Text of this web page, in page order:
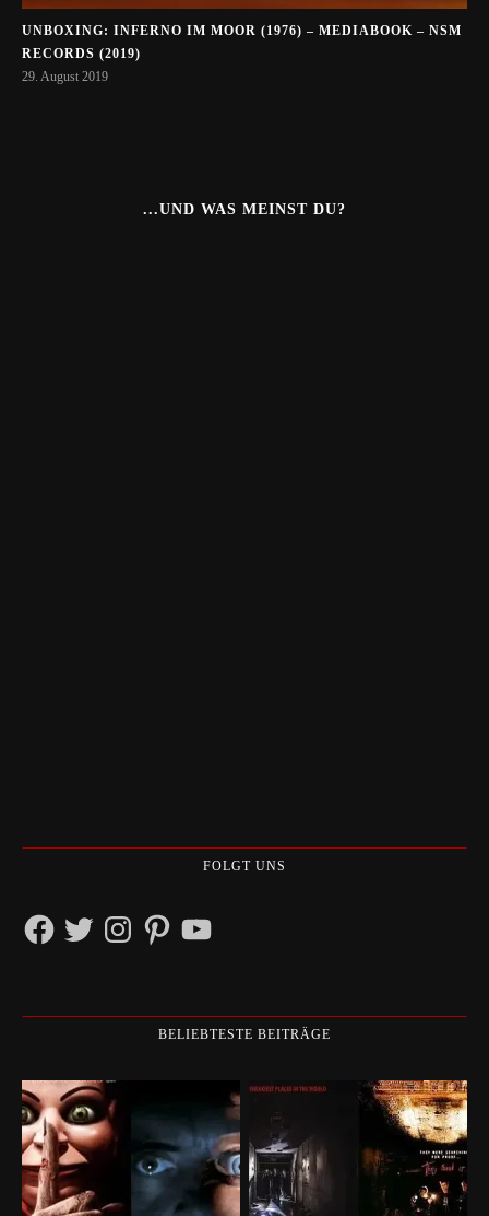
UNBOXING: INFERNO IM MOOR (1976) – MEDIABOOK – NSM
RECORDS (2019)
29. August 2019
...UND WAS MEINST DU?
FOLGT UNS
FacebookTwitterInstagramPinterestYouTube
BELIEBTESTE BEITRÄGE